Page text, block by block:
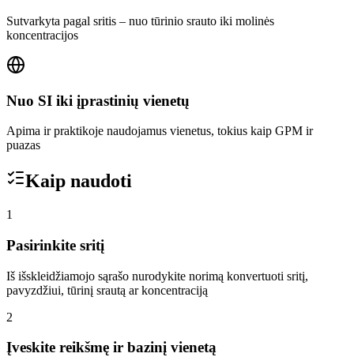
Sutvarkyta pagal sritis – nuo tūrinio srauto iki molinės
koncentracijos
Nuo SI iki įprastinių vienetų
Apima ir praktikoje naudojamus vienetus, tokius kaip GPM ir
puazas
Kaip naudoti
1
Pasirinkite sritį
Iš išskleidžiamojo sąrašo nurodykite norimą konvertuoti sritį,
pavyzdžiui, tūrinį srautą ar koncentraciją
2
Įveskite reikšmę ir bazinį vienetą